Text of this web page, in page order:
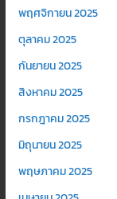
พฤศจิกายน 2025
ตุลาคม 2025
กันยายน 2025
สิงหาคม 2025
กรกฎาคม 2025
มิถุนายน 2025
พฤษภาคม 2025